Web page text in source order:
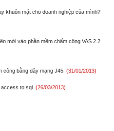
khuôn mặt cho doanh nghiệp của mình?
mới vào phần mềm chấm công VAS 2.2
công bằng dây mạng J45 (31/01/2013)
access to sql (26/03/2013)